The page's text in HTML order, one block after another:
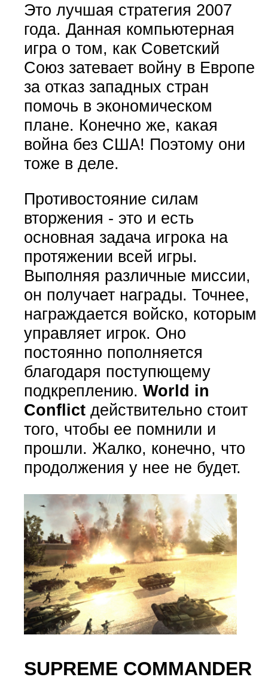
Это лучшая стратегия 2007
года. Данная компьютерная
игра о том, как Советский
Союз затевает войну в Европе
за отказ западных стран
помочь в экономическом
плане. Конечно же, какая
война без США! Поэтому они
тоже в деле.
Противостояние силам
вторжения - это и есть
основная задача игрока на
протяжении всей игры.
Выполняя различные миссии,
он получает награды. Точнее,
награждается войско, которым
управляет игрок. Оно
постоянно пополняется
благодаря поступющему
подкреплению. World in
Conflictдействительно стоит
того, чтобы ее помнили и
прошли. Жалко, конечно, что
продолжения у нее не будет.
SUPREME COMMANDER